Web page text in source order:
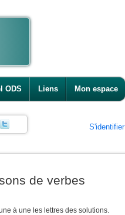
ODS Liens Mon espace
S'identifier
de verbes
à une les lettres des solutions.